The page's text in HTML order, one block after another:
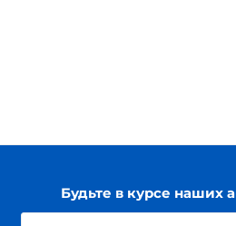
Будьте в курсе наших